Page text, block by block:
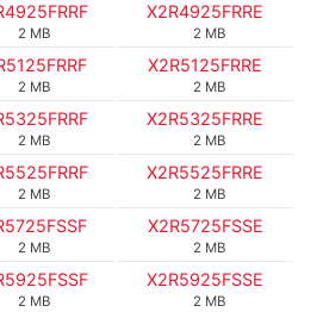
2 MB
X2R4925FRRE
2 MB
2 MB
X2R5125FRRE
2 MB
2 MB
X2R5325FRRE
2 MB
2 MB
X2R5525FRRE
2 MB
2 MB
X2R5725FSSE
2 MB
2 MB
X2R5925FSSE
2 MB